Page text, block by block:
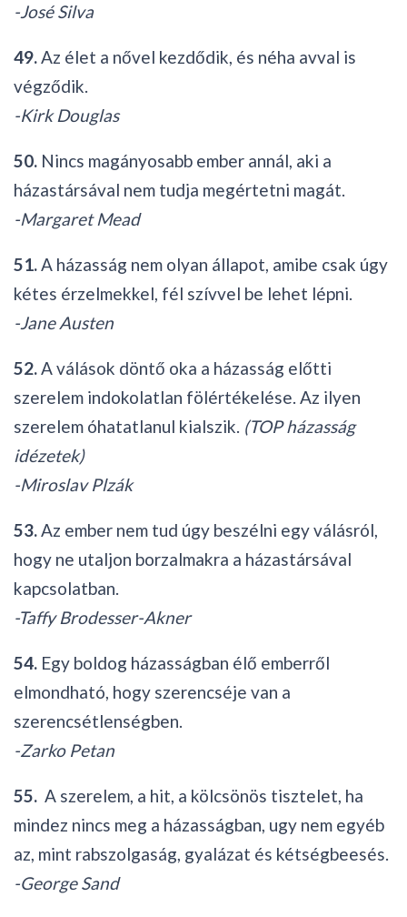
-José Silva
49.Az élet a nővel kezdődik, és néha avval is
végződik.
-Kirk Douglas
50. Nincs magányosabb ember annál, aki a
házastársával nem tudja megértetni magát.
-Margaret Mead
51.A házasság nem olyan állapot, amibe csak úgy
kétes érzelmekkel, fél szívvel be lehet lépni.
-Jane Austen
52.A válások döntő oka a házasság előtti
szerelem indokolatlan fölértékelése. Az ilyen
szerelem óhatatlanul kialszik. (TOP házasság
idézetek)
-Miroslav Plzák
53.Az ember nem tud úgy beszélni egy válásról,
hogy ne utaljon borzalmakra a házastársával
kapcsolatban.
-Taffy Brodesser-Akner
54. Egy boldog házasságban élő emberről
elmondható, hogy szerencséje van a
szerencsétlenségben.
-Zarko Petan
55. A szerelem, a hit, a kölcsönös tisztelet, ha
mindez nincs meg a házasságban, ugy nem egyéb
az, mint rabszolgaság, gyalázat és kétségbeesés.
-George Sand